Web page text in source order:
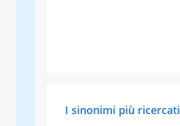
I sinonimi più ricercati